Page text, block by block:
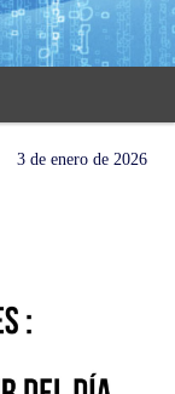
3 de enero de 2026